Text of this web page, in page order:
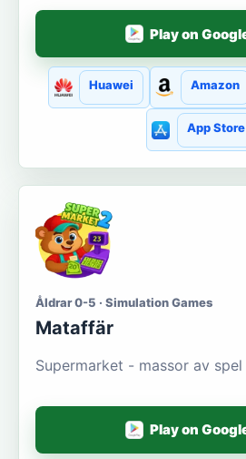
Play on
Huawei Amazon
App Store
Åldrar 0-5 · Simulation Games
Mataffär
Supermarket - massor av
Play on